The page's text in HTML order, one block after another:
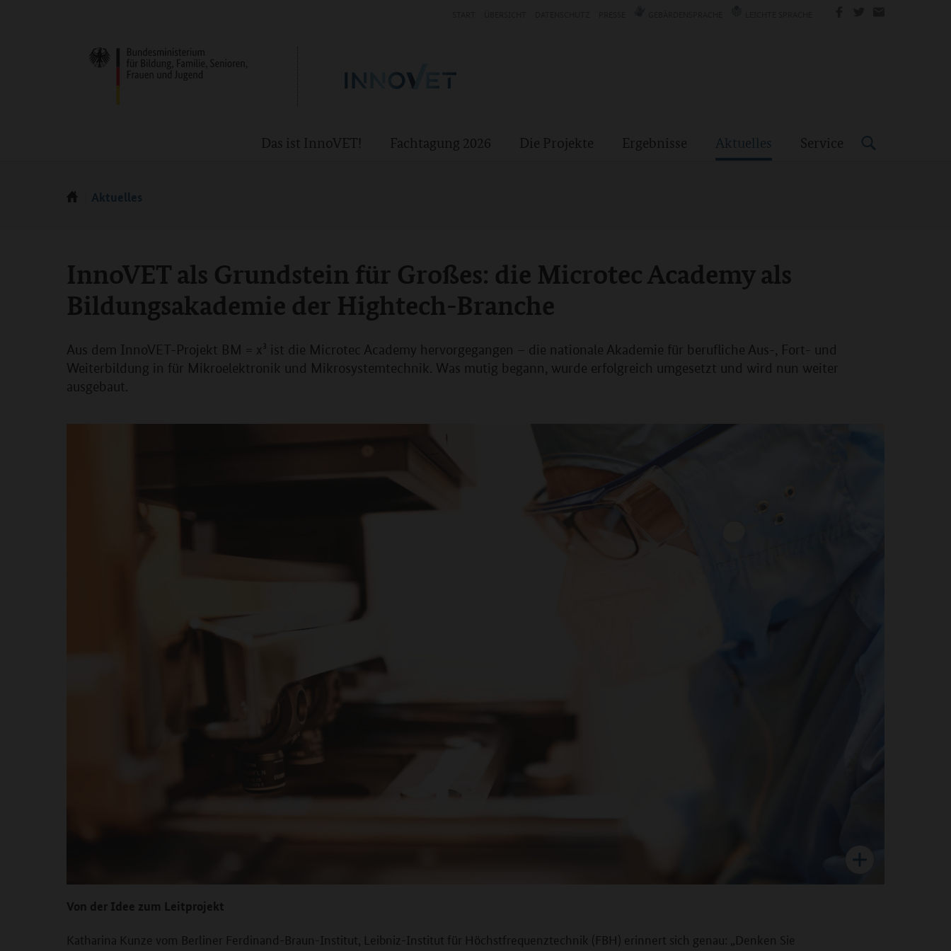
Das ist InnoVET! Fachtagung 2026 Die Projekte Ergebnisse Aktuelles Service
Aktuelles
InnoVET als Grundstein für Großes: die Microtec Academy als
Bildungsakademie der Hightech-Branche
Aus dem InnoVET-Projekt BM = x³ ist die Microtec Academy hervorgegangen – die nationale Akademie für berufliche Aus-, Fort- und
Weiterbildung in für Mikroelektronik und Mikrosystemtechnik. Was mutig begann, wurde erfolgreich umgesetzt und wird nun weiter
ausgebaut.
Von der Idee zum Leitprojekt
Katharina Kunze vom Berliner Ferdinand-Braun-Institut, Leibniz-Institut für Höchstfrequenztechnik (FBH) erinnert sich genau: „Denken Sie